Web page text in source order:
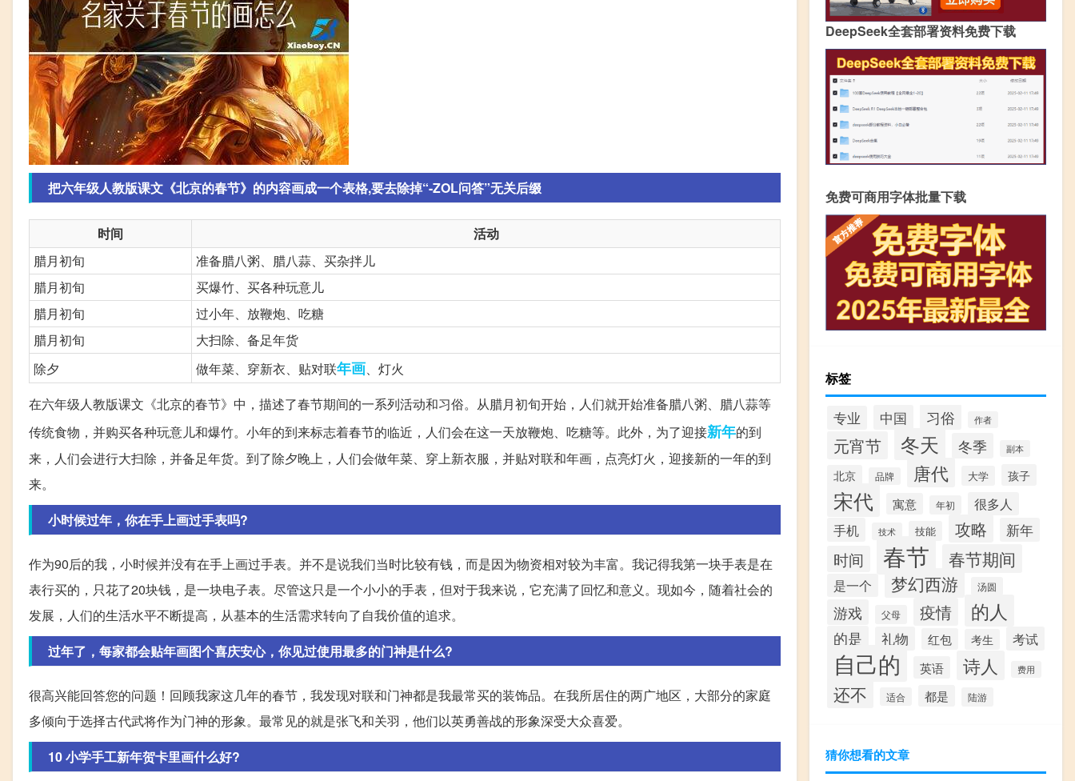
把六年级人教版课文《北京的春节》的内容画成一个表格,要去除掉“-ZOL问答”无关后缀
时间
活动
腊月初旬
准备腊八粥、腊八蒜、买杂拌儿
腊月初旬
买爆竹、买各种玩意儿
腊月初旬
过小年、放鞭炮、吃糖
腊月初旬
大扫除、备足年货
除夕
做年菜、穿新衣、贴对联年画、灯火
在六年级人教版课文《北京的春节》中，描述了春节期间的一系列活动和习俗。从腊月初旬开始，人们就开始准备腊八粥、腊八蒜等
传统食物，并购买各种玩意儿和爆竹。小年的到来标志着春节的临近，人们会在这一天放鞭炮、吃糖等。此外，为了迎接新年的到
来，人们会进行大扫除，并备足年货。到了除夕晚上，人们会做年菜、穿上新衣服，并贴对联和年画，点亮灯火，迎接新的一年的到
来。
小时候过年，你在手上画过手表吗?
作为90后的我，小时候并没有在手上画过手表。并不是说我们当时比较有钱，而是因为物资相对较为丰富。我记得我第一块手表是在
表行买的，只花了20块钱，是一块电子表。尽管这只是一个小小的手表，但对于我来说，它充满了回忆和意义。现如今，随着社会的
发展，人们的生活水平不断提高，从基本的生活需求转向了自我价值的追求。
过年了，每家都会贴年画图个喜庆安心，你见过使用最多的门神是什么?
很高兴能回答您的问题！回顾我家这几年的春节，我发现对联和门神都是我最常买的装饰品。在我所居住的两广地区，大部分的家庭
多倾向于选择古代武将作为门神的形象。最常见的就是张飞和关羽，他们以英勇善战的形象深受大众喜爱。
10 小学手工新年贺卡里画什么好?
DeepSeek全套部署资料免费下载
免费可商用字体批量下载
标签
专业 中国 习俗 作者
元宵节 冬天 冬季 副本
北京 品牌 唐代 大学 孩子
宋代 寓意 年初 很多人
手机 技术 技能 攻略 新年
时间 春节 春节期间
是一个 梦幻西游 汤圆
游戏 父母 疫情 的人
的是 礼物 红包 考生 考试
自己的 英语 诗人 费用
还不 适合 都是 陆游
猜你想看的文章